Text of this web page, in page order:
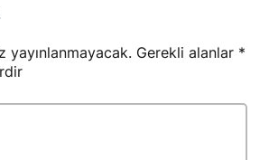
yayınlanmayacak. Gerekli alanlar *